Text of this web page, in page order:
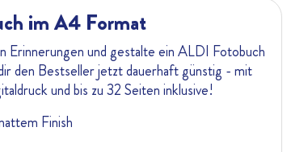
im A4 Format
Erinnerungen und gestalte ein ALDI Fotobuch
den Bestseller jetzt dauerhaft günstig - mit
und bis zu 32 Seiten inklusive!
Finish